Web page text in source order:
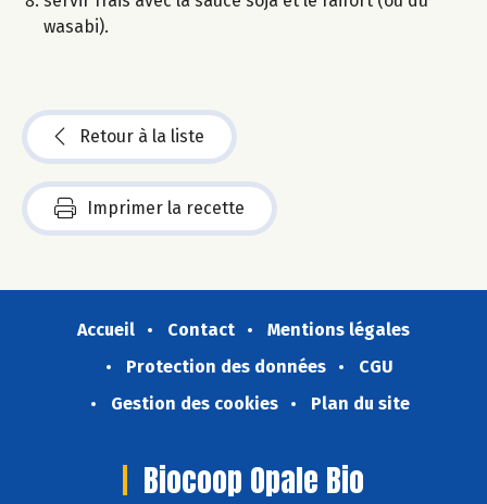
wasabi).
Retour à la liste
Imprimer la recette
Accueil Contact
Mentions légales
Protection des données
CGU
Gestion des cookies
Plan du site
Biocoop Opale Bio